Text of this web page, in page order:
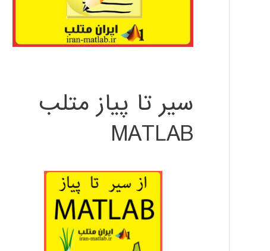
سیر تا پیاز متلب
MATLAB